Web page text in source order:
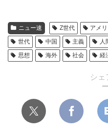
ニュー速 Z世代 アメリ
世代
中国 主義 人
思想
海外 社会 経
シェ